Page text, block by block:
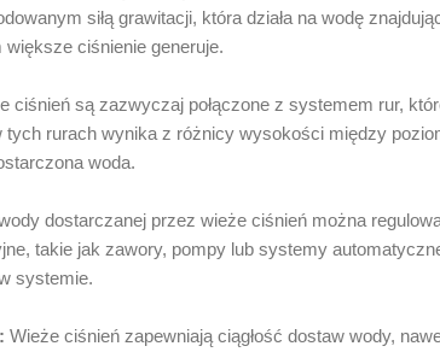
siłą grawitacji, która działa na wodę
ciśnienie generuje.
ciśnień są zazwyczaj połączone z systemem rur,
tych rurach wynika z różnicy wysokości między
woda.
dostarczanej przez wieże ciśnień można
takie jak zawory, pompy lub systemy
systemie.
Wieże ciśnień zapewniają ciągłość dostaw wody,